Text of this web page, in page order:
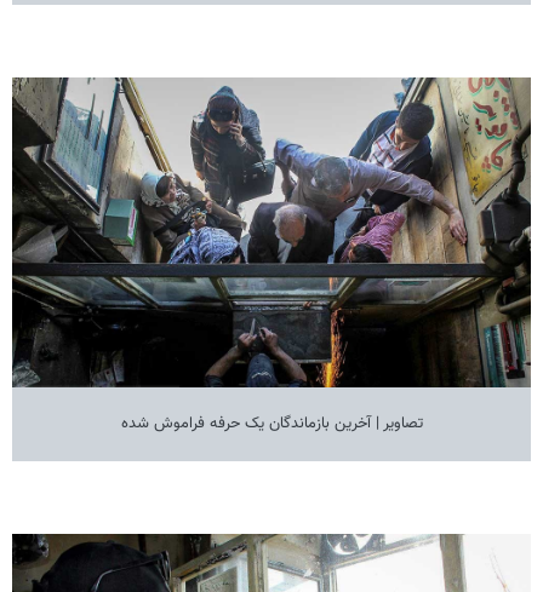
تصاویر | آخرین بازماندگان یک حرفه فراموش شده